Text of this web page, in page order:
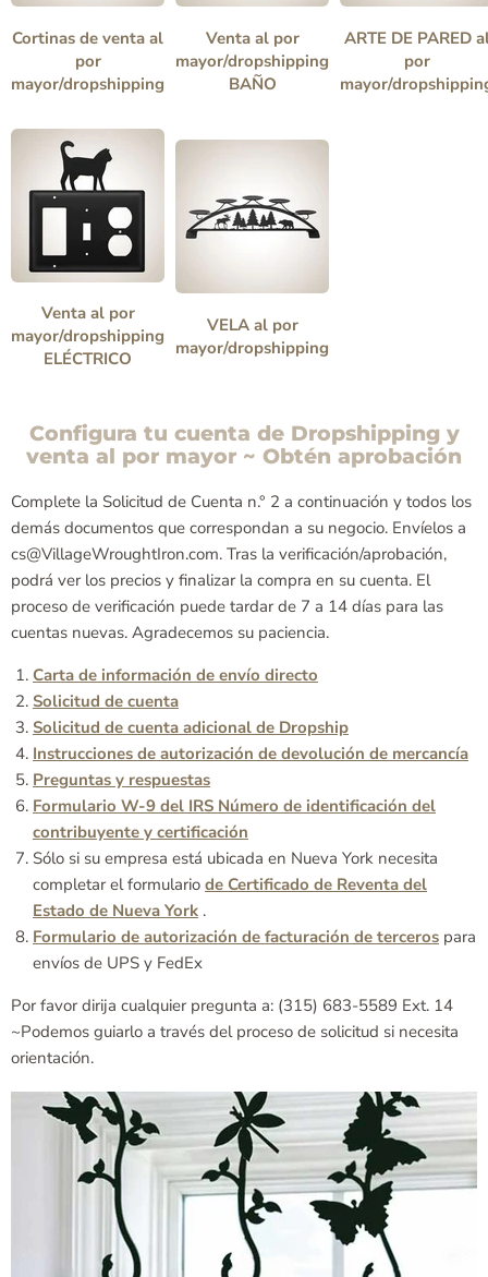
Cortinas de venta al
por
mayor/dropshipping
Venta al por
mayor/dropshipping
BAÑO
ARTE DE PARED
por
mayor/
Venta al por
mayor/dropshipping
ELÉCTRICO
VELA al por
mayor/dropshipping
Configura tu cuenta de Dropshipping y
venta al por mayor ~ Obtén aprobación
Complete la Solicitud de Cuenta n.° 2 a continuación y todos los
demás documentos que correspondan a su negocio. Envíelos a
cs@VillageWroughtIron.com. Tras la verificación/aprobación,
podrá ver los precios y finalizar la compra en su cuenta. El
proceso de verificación puede tardar de 7 a 14 días para las
cuentas nuevas. Agradecemos su paciencia.
Carta de información de envío directo
Solicitud de cuenta
Solicitud de cuenta adicional de Dropship
Instrucciones de autorización de devolución de mercancía
Preguntas y respuestas
Formulario W-9 del IRS Número de identificación del
contribuyente y certificación
Sólo si su empresa está ubicada en Nueva York necesita
completar el formulario de Certificado de Reventa del
Estado de Nueva York .
Formulario de autorización de facturación de terceros para
envíos de UPS y FedEx
Por favor dirija cualquier pregunta a: (315) 683-5589 Ext. 14
~Podemos guiarlo a través del proceso de solicitud si necesita
orientación.